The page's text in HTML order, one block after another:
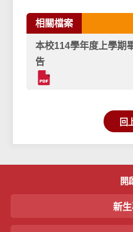
相關檔案
本校114學年度上學期
告
回
開
新